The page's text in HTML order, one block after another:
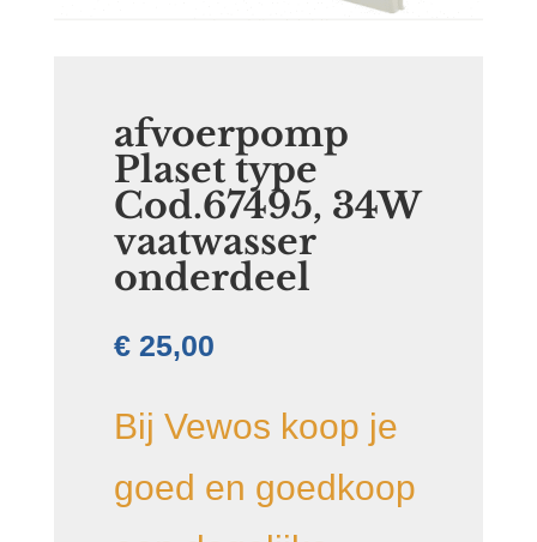
afvoerpomp
Plaset type
Cod.67495, 34W
vaatwasser
onderdeel
€25,00
Bij Vewos koop je
goed en goedkoop